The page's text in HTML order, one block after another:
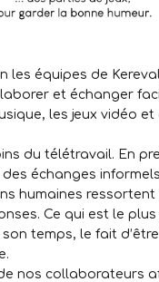
les équipes de
et échanger
les jeux vidéo
du télétravail. En
échanges
humaines ressortent
Ce qui est le plus
temps, le fait
nos collaborateurs